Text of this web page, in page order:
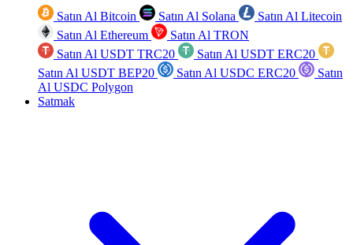
Satın Al Bitcoin Satın Al Solana
Satın Al Litecoin
Satın Al Ethereum
Satın Al TRON
Satın Al USDT TRC20
Satın Al USDT ERC20
Satın Al USDT BEP20
Satın Al USDC ERC20
Satın
Al USDC Polygon
Satmak